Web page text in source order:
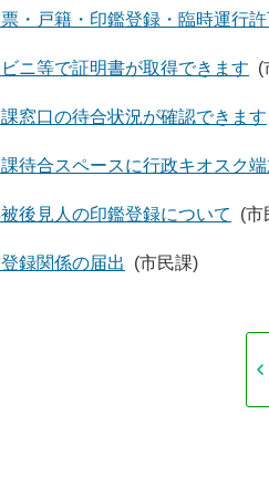
・戸籍・印鑑登録・臨時運行
ニ等で証明書が取得できます (
窓口の待合状況が確認できます
待合スペースに行政キオスク
後見人の印鑑登録について (市
録関係の届出 (市民課)